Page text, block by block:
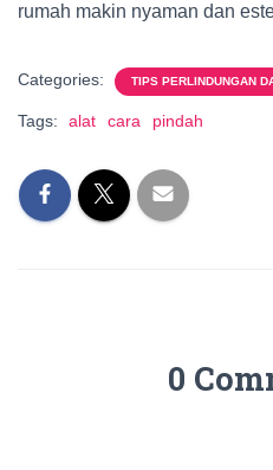
rumah makin nyaman dan
Categories: TIPS PERLINDUNGAN
Tags: alat cara pindah
0